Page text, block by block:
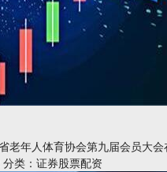
老年人体育协会第九届会员大
分类：证券股票配资